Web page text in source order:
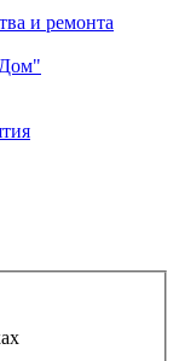
и ремонта